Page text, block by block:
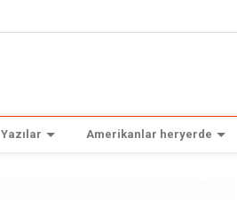
Yazılar Amerikanlar heryerde